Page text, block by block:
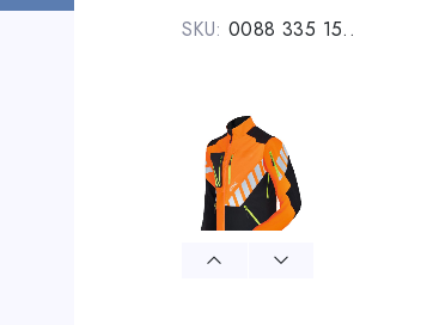
SKU: 0088 335 15..